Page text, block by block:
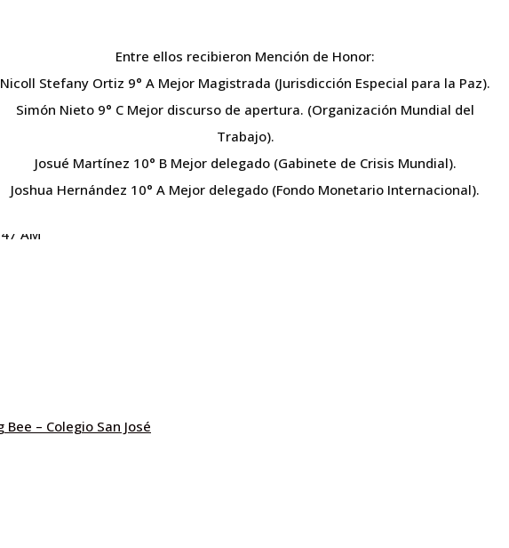
Entre ellos recibieron Mención de Honor:
Nicoll Stefany Ortiz 9° A Mejor Magistrada (Jurisdicción Especial para la Paz).
Simón Nieto 9° C Mejor discurso de apertura. (Organización Mundial del
Trabajo).
Josué Martínez 10° B Mejor delegado (Gabinete de Crisis Mundial).
Joshua Hernández 10° A Mejor delegado (Fondo Monetario Internacional).